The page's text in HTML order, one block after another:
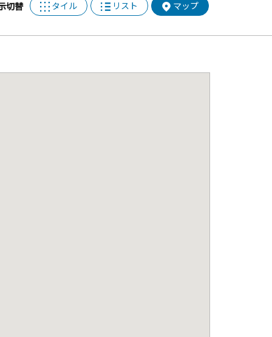
切替 タイル リスト マップ